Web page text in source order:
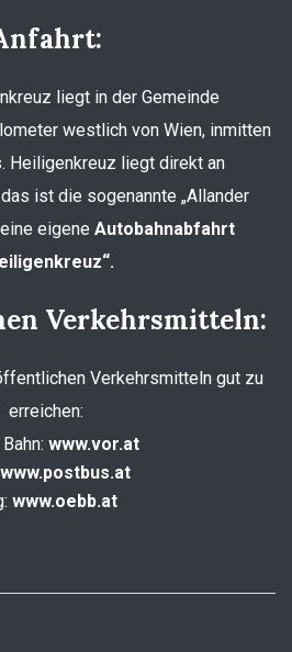
liegt in der Gemeinde
westlich von Wien, inmitten
Heiligenkreuz liegt direkt an
das ist die sogenannte „Allander
eigene Autobahnabfahrt
Verkehrsmitteln:
Verkehrsmitteln gut zu
erreichen:
www.vor.at
www.postbus.at
www.oebb.at